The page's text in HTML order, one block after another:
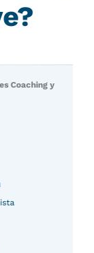
Coaching y